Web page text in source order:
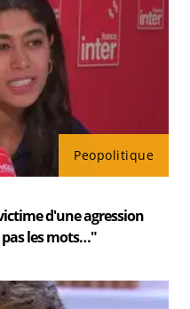
Peopolitique
d'une agression
pas les mots…"